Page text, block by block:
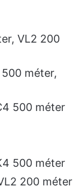
VL2 200
méter,
500 méter
500 méter
200 méter